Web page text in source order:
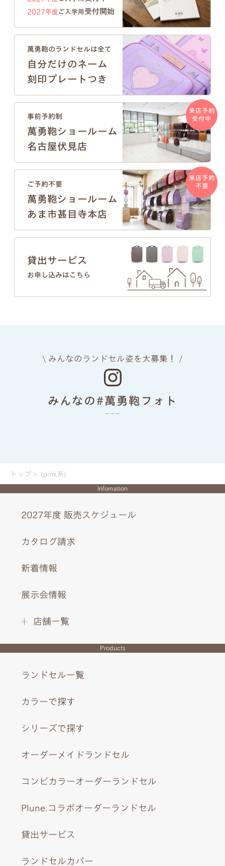
2027年度 ご入学用 受付開始
萬勇鞄のランドセルは全て
自分だけのネーム
刻印プレートつき
来店予約
受付中
事前予約制
萬勇鞄ショールーム
名古屋伏見店
来店予約
不要
ご予約不要
萬勇鞄ショールーム
あま市甚目寺本店
貸出サービス
お申し込みはこちら
\ みんなのランドセル姿を大募集！ /
みんなの#萬勇鞄フォト
トップ (pink系)
Infomation
2027年度 販売スケジュール
カタログ請求
新着情報
展示会情報
店舗一覧
Products
ランドセル一覧
カラーで探す
シリーズで探す
オーダーメイドランドセル
コンビカラーオーダーランドセル
Plune.コラボオーダーランドセル
貸出サービス
ランドセルカバー